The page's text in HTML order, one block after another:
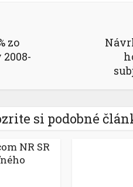
zo
si podobné
NR SR